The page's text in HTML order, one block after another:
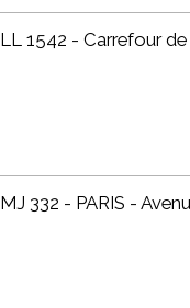
LL 1542 - Carrefour de
MJ 332 - PARIS -